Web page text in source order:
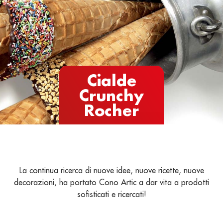
Cialde
Crunchy
Rocher
La continua ricerca di nuove idee, nuove ricette, nuove
decorazioni, ha portato Cono Artic a dar vita a prodotti
sofisticati e ricercati!